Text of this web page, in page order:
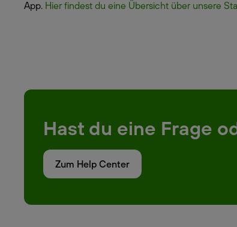
App. Hier findest du eine Übersicht über unsere
Hast du eine Frage
Zum Help Center